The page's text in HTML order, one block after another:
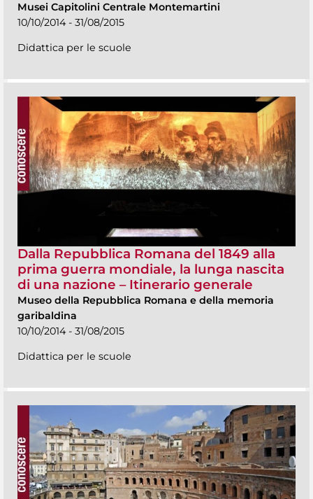
Musei Capitolini Centrale Montemartini
10/10/2014 - 31/08/2015
Didattica per le scuole
Dalla Repubblica Romana del 1849 alla
prima guerra mondiale, la lunga nascita
di una nazione – Itinerario generale
Museo della Repubblica Romana e della memoria
garibaldina
10/10/2014 - 31/08/2015
Didattica per le scuole